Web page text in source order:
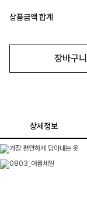
상품금액 합계
장바구니
상세정보